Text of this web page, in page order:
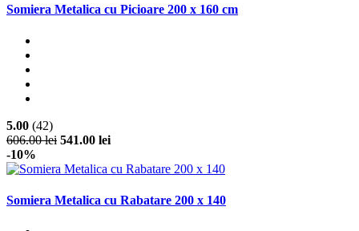
Somiera Metalica cu Picioare 200 x 160 cm
5.00 (42)
606.00 lei 541.00 lei
-10%
Somiera Metalica cu Rabatare 200 x 140